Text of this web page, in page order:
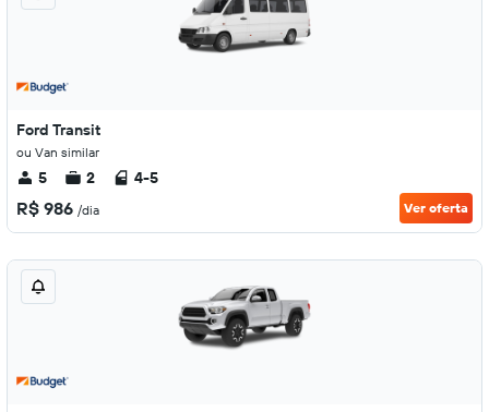
Ford Transit
ou Van similar
5 2 4-5
R$ 986 /dia Ver oferta